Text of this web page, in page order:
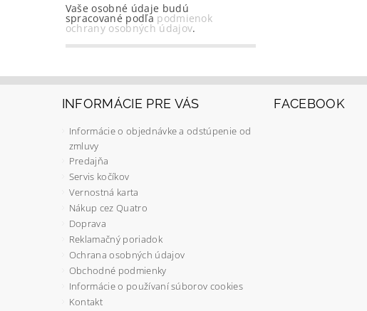
Vaše osobné údaje budú
spracované podľa podmienok
ochrany osobných údajov.
INFORMÁCIE PRE VÁS
Informácie o objednávke a odstúpenie od
zmluvy
Predajňa
Servis kočíkov
Vernostná karta
Nákup cez Quatro
Doprava
Reklamačný poriadok
Ochrana osobných údajov
Obchodné podmienky
Informácie o používaní súborov cookies
Kontakt
FACEBOOK